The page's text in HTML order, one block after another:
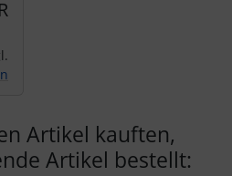
Artikel kauften,
Artikel bestellt: